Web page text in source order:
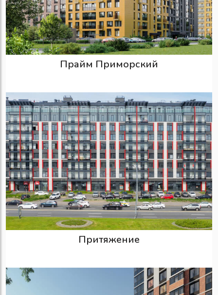
Прайм Приморский
Притяжение